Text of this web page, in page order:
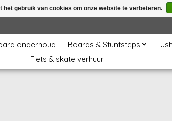
onderhoud Boards & Stuntsteps
Fiets & skate verhuur
het gebruik van cookies om onze website te verbeteren.